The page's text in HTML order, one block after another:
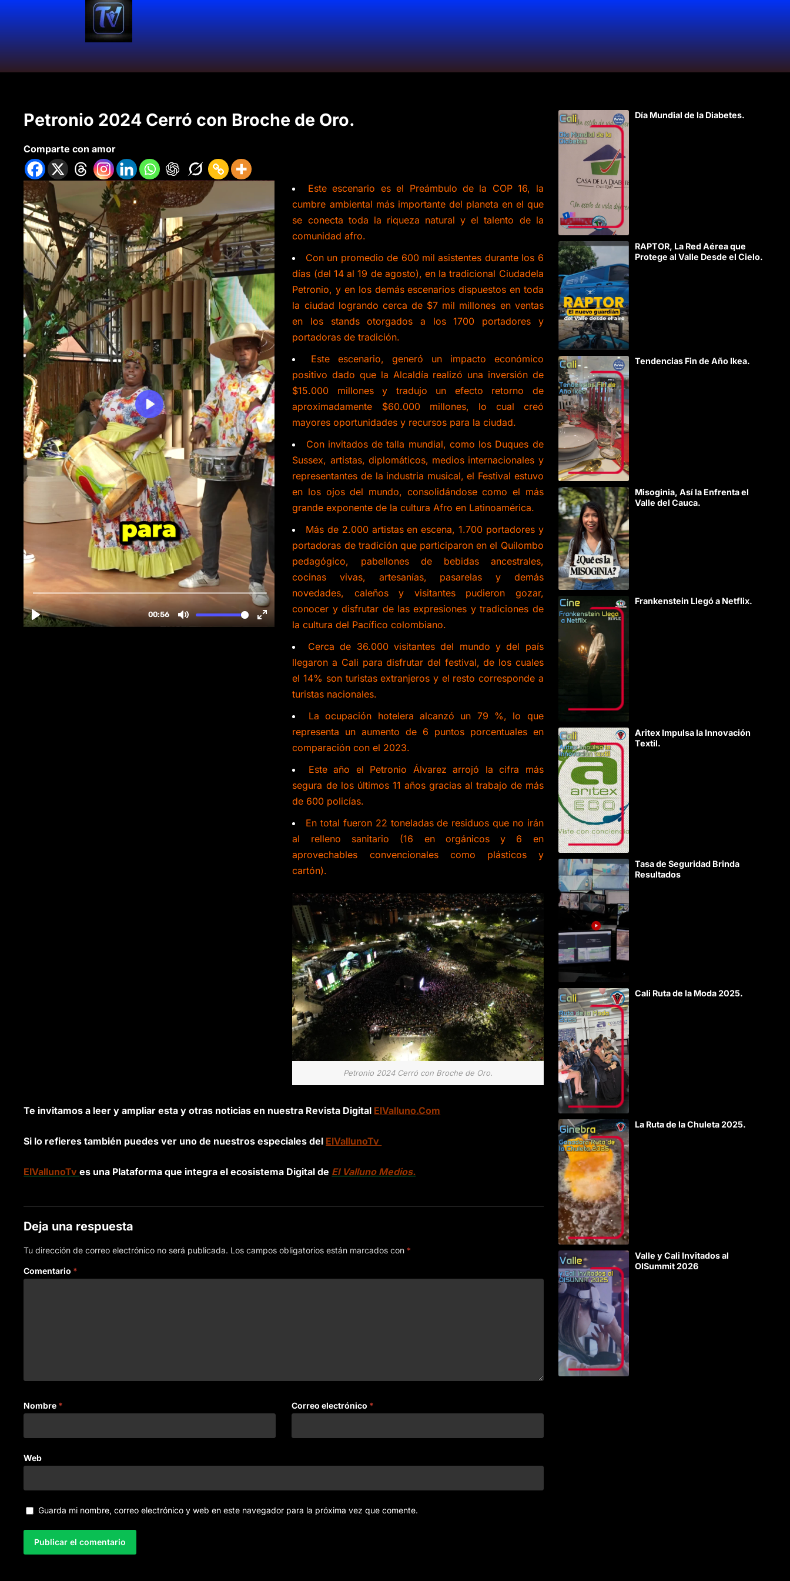
Petronio 2024 Cerró con Broche de Oro.
Comparte con amor
Este escenario es el Preámbulo de la COP 16, la
cumbre ambiental más importante del planeta en el que
se conecta toda la riqueza natural y el talento de la
comunidad afro.
Con un promedio de 600 mil asistentes durante los 6
días (del 14 al 19 de agosto), en la tradicional Ciudadela
Petronio, y en los demás escenarios dispuestos en toda
la ciudad logrando cerca de $7 mil millones en ventas
en los stands otorgados a los 1700 portadores y
portadoras de tradición.
Este escenario, generó un impacto económico
positivo dado que la Alcaldía realizó una inversión de
$15.000 millones y tradujo un efecto retorno de
aproximadamente $60.000 millones, lo cual creó
mayores oportunidades y recursos para la ciudad.
Con invitados de talla mundial, como los Duques de
Sussex, artistas, diplomáticos, medios internacionales y
representantes de la industria musical, el Festival estuvo
en los ojos del mundo, consolidándose como el más
grande exponente de la cultura Afro en Latinoamérica.
Más de 2.000 artistas en escena, 1.700 portadores y
portadoras de tradición que participaron en el Quilombo
pedagógico, pabellones de bebidas ancestrales,
cocinas vivas, artesanías, pasarelas y demás
novedades, caleños y visitantes pudieron gozar,
conocer y disfrutar de las expresiones y tradiciones de
la cultura del Pacífico colombiano.
Cerca de 36.000 visitantes del mundo y del país
llegaron a Cali para disfrutar del festival, de los cuales
el 14% son turistas extranjeros y el resto corresponde a
turistas nacionales.
La ocupación hotelera alcanzó un 79 %, lo que
representa un aumento de 6 puntos porcentuales en
comparación con el 2023.
Este año el Petronio Álvarez arrojó la cifra más
segura de los últimos 11 años gracias al trabajo de más
de 600 policías.
En total fueron 22 toneladas de residuos que no irán
al relleno sanitario (16 en orgánicos y 6 en
aprovechables convencionales como plásticos y
cartón).
Petronio 2024 Cerró con Broche de Oro.
Te invitamos a leer y ampliar esta y otras noticias en nuestra Revista Digital ElValluno.Com
Si lo refieres también puedes ver uno de nuestros especiales del ElVallunoTv
ElVallunoTves una Plataforma que integra el ecosistema Digital de El Valluno Medios.
Deja una respuesta
Tu dirección de correo electrónico no será publicada. Los campos obligatorios están marcados con *
Comentario *
Nombre * Correo electrónico *
Web
Guarda mi nombre, correo electrónico y web en este navegador para la próxima vez que comente.
Día Mundial de la Diabetes.
RAPTOR, La Red Aérea que
Protege al Valle Desde el Cielo.
Tendencias Fin de Año Ikea.
Misoginia, Así la Enfrenta el
Valle del Cauca.
Frankenstein Llegó a Netflix.
Aritex Impulsa la Innovación
Textil.
Tasa de Seguridad Brinda
Resultados
Cali Ruta de la Moda 2025.
La Ruta de la Chuleta 2025.
Valle y Cali Invitados al
OISummit 2026